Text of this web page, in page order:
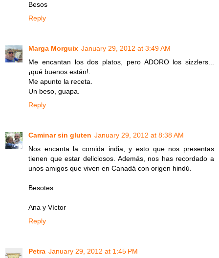
Besos
Reply
Marga Morguix January 29, 2012 at 3:49 AM
Me encantan los dos platos, pero ADORO los sizzlers...
¡qué buenos están!.
Me apunto la receta.
Un beso, guapa.
Reply
Caminar sin gluten January 29, 2012 at 8:38 AM
Nos encanta la comida india, y esto que nos presentas
tienen que estar deliciosos. Además, nos has recordado a
unos amigos que viven en Canadá con origen hindú.
Besotes
Ana y Víctor
Reply
Petra January 29, 2012 at 1:45 PM